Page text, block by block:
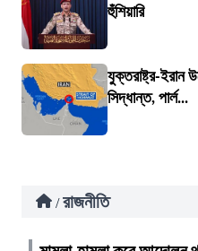
হুঁশিয়ারি
যুক্তরাষ্ট্র-ইরান
সিদ্ধান্ত, পার্ল...
/ রাজনীতি